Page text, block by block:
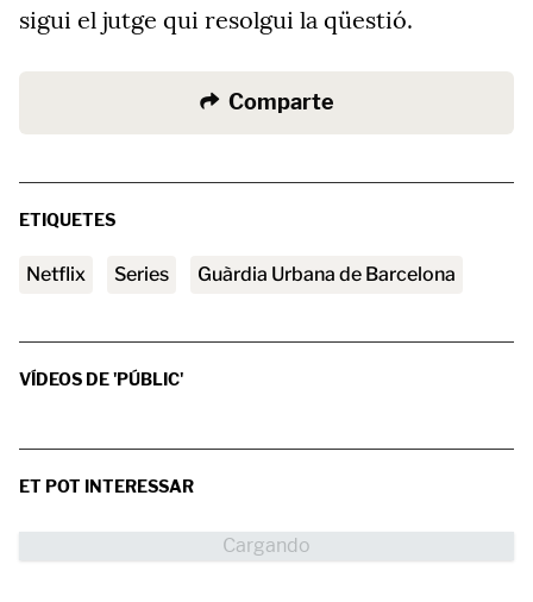
sigui el jutge qui resolgui la qüestió.
Comparte
ETIQUETES
Netflix series Guàrdia Urbana de Barcelona
VÍDEOS DE 'PÚBLIC'
ET POT INTERESSAR